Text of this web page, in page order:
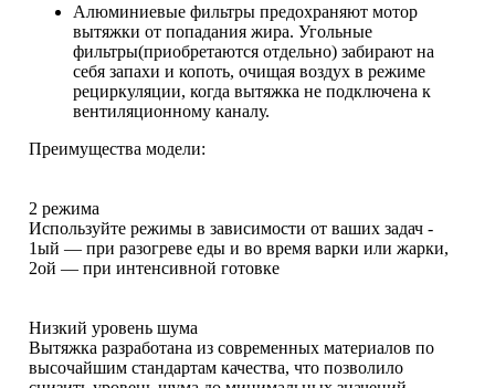
Алюминиевые фильтры предохраняют мотор
вытяжки от попадания жира. Угольные
фильтры(приобретаются отдельно) забирают на
себя запахи и копоть, очищая воздух в режиме
рециркуляции, когда вытяжка не подключена к
вентиляционному каналу.
Преимущества модели:
2 режима
Используйте режимы в зависимости от ваших задач -
1ый — при разогреве еды и во время варки или жарки,
2ой — при интенсивной готовке
Низкий уровень шума
Вытяжка разработана из современных материалов по
высочайшим стандартам качества, что позволило